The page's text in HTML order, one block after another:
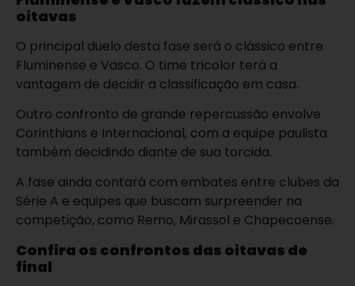
oitavas
O principal duelo desta fase será o clássico entre
Fluminense e Vasco. O time tricolor terá a
vantagem de decidir a classificação em casa.
Outro confronto de grande repercussão envolve
Corinthians e Internacional, com a equipe paulista
também decidindo diante de sua torcida.
A fase ainda contará com embates entre clubes da
Série A e equipes que buscam surpreender na
competição, como Remo, Mirassol e Chapecoense.
Confira os confrontos das oitavas de
final